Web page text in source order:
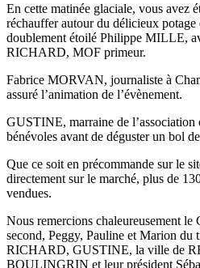
En cette matinée glaciale, vous avez
réchauffer autour du délicieux potage
doublement étoilé Philippe MILLE,
RICHARD, MOF primeur.
Fabrice MORVAN, journaliste à
assuré l’animation de l’évènement.
GUSTINE, marraine de l’association
bénévoles avant de déguster un bol
Que ce soit en précommande sur le
directement sur le marché, plus de
vendues.
Nous remercions chaleureusement
second, Peggy, Pauline et Marion
RICHARD, GUSTINE, la ville de
BOULINGRIN et leur président